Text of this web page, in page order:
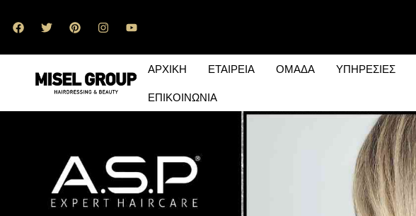
ΑΡΧΙΚΗ ΕΤΑΙΡΕΙΑ ΟΜΑΔΑ ΥΠΗΡΕΣΙΕΣ
ΕΠΙΚΟΙΝΩΝΙΑ